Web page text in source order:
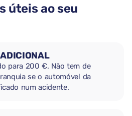
úteis ao seu
para 200 €. Não tem de
se o automóvel da
num acidente.